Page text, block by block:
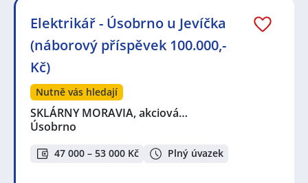
Elektrikář - Úsobrno u Jevíčka
(náborový příspěvek 100.000,-
Kč)
Nutně vás hledají
SKLÁRNY MORAVIA, akciová…
Úsobrno
47 000 – 53 000 Kč Plný úvazek